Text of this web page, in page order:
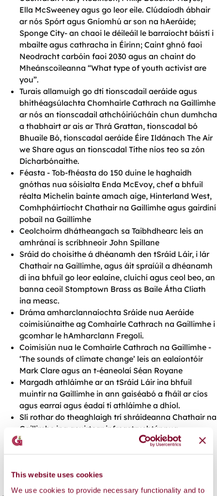
This website uses cookies
We use cookies to provide necessary functionality and to
Ella McSweeney agus go leor eile. Clúdaíodh ábhair
ar nós Spórt agus Gníomhú ar son na hAeráide;
Sponge City- an chaoi le déileáil le barraíocht báistí i
mbailte agus cathracha in Éirinn; Caint ghnó faoi
Neodracht carbóin faoi 2030 agus an chaint do
Mheánscoileanna “What type of youth activist are
you”.
Turais allamuigh go dtí tionscadail aeráide agus
bhithéagsúlachta Chomhairle Cathrach na Gaillimhe
ar nós an tionscadail athchóiriúcháin chun dumhcha
a thabhairt ar ais ar Thrá Grattan, tionscadal bó
Bhuaile Bó, tionscadal aeráide Éire Ildánach The Air
we Share agus an tionscadal Tithe níos teo sa zón
Dícharbónaithe.
Féasta - Tob-fhéasta do 150 duine le haghaidh
gnóthas nua sóisialta Enda McEvoy, chef a bhfuil
réalta Michelin bainte amach aige, Hinterland West,
Comhpháirtíocht Chathair na Gaillimhe agus gairdíní
pobail na Gaillimhe
Ceolchoirm dhátheangach sa Taibhdhearc leis an
amhránaí is scríbhneoir John Spillane
Sráid do choisithe á dhéanamh den tSráid Láir, i lár
Chathair na Gaillimhe, agus áit spraíúil a dhéanamh
di ina bhfuil go leor ealaíne, cluichí agus ceol beo, an
banna ceoil Stomptown Brass as Baile Átha Cliath
ina measc.
Dráma amharclannaíochta Sráide nua Aeráide
coimisiúnaithe ag Comhairle Cathrach na Gaillimhe i
gcomhar le hAmharclann Fregoli.
Coimisiún nua le Comhairle Cathrach na Gaillimhe -
‘The sounds of climate change’ leis an ealaíontóir
Mark Clare agus an t-éaneolaí Séan Royane
Margadh athláimhe ar an tSráid Láir ina bhfuil
muintir na Gaillimhe in ann gaiséabó a fháil ar cíos
agus earraí agus éadaí tí athláimhe a dhíol.
Slí rothar do theaghlaigh trí shráideanna Chathair na
Gaillimhe ina gcuirtear infreastruchtúr nua
Chomhairle Cathrach na Gaillimhe chun cinn